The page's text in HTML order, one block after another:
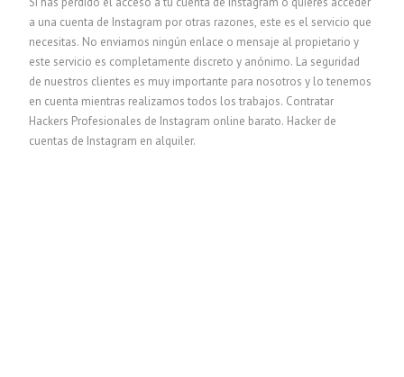
a una cuenta de Instagram por otras razones, este es el servicio que
necesitas. No enviamos ningún enlace o mensaje al propietario y
este servicio es completamente discreto y anónimo. La seguridad
de nuestros clientes es muy importante para nosotros y lo tenemos
en cuenta mientras realizamos todos los trabajos. Contratar
Hackers Profesionales de Instagram online barato. Hacker de
cuentas de Instagram en alquiler.